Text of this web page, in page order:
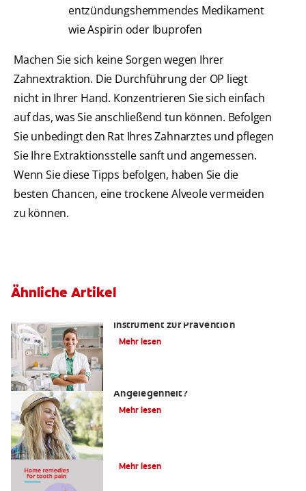
entzündungshemmendes Medikament
wie Aspirin oder Ibuprofen
Machen Sie sich keine Sorgen wegen Ihrer
Zahnextraktion. Die Durchführung der OP liegt
nicht in Ihrer Hand. Konzentrieren Sie sich einfach
auf das, was Sie anschließend tun können. Befolgen
Sie unbedingt den Rat Ihres Zahnarztes und pflegen
Sie Ihre Extraktionsstelle sanft und angemessen.
Wenn Sie diese Tipps befolgen, haben Sie die
besten Chancen, eine trockene Alveole vermeiden
zu können.
Ähnliche Artikel
Instrument zur Prävention
Mehr lesen
Angelegenheit?
Mehr lesen
Mehr lesen